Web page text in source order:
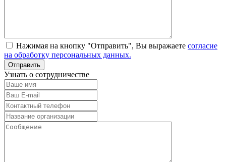
Нажимая на кнопку "Отправить", Вы выражаете согласие
на обработку персональных данных.
Узнать о сотрудничестве